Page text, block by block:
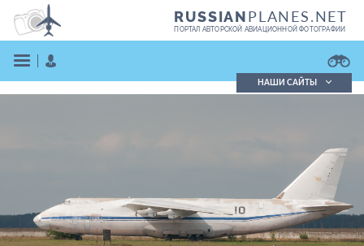
RUSSIANPLANES.NET
ПОРТАЛ АВТОРСКОЙ АВИАЦИОННОЙ ФОТОГРАФИИ
НАШИ САЙТЫ